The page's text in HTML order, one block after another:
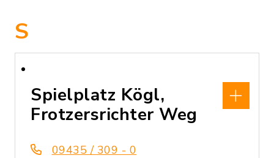
S
Spielplatz Kögl,
Frotzersrichter Weg
09435 / 309 - 0